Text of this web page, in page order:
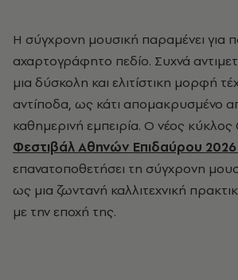
Η σύγχρονη μουσική παραμένει για πολλούς ένα
αχαρτογράφητο πεδίο. Συχνά
μια δύσκολη και ελιτίστικη μορφή
αντίποδα, ως κάτι απομακρυσμένο
καθημερινή εμπειρία. Ο νέος
Φεστιβάλ Αθηνών Επιδαύρου 2026
επανατοποθετήσει τη σύγχρονη
ως μια ζωντανή καλλιτεχνική
με την εποχή της.